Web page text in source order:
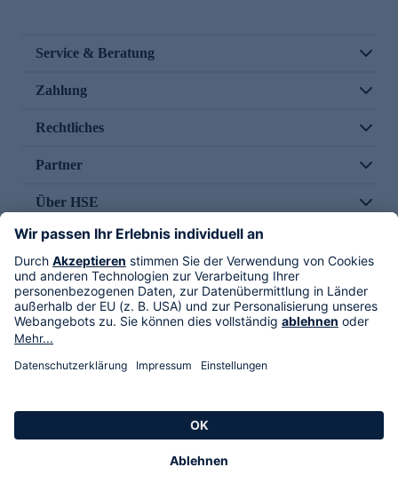
Service & Beratung
Zahlung
Rechtliches
Partner
Über HSE
Im TV
HSE International